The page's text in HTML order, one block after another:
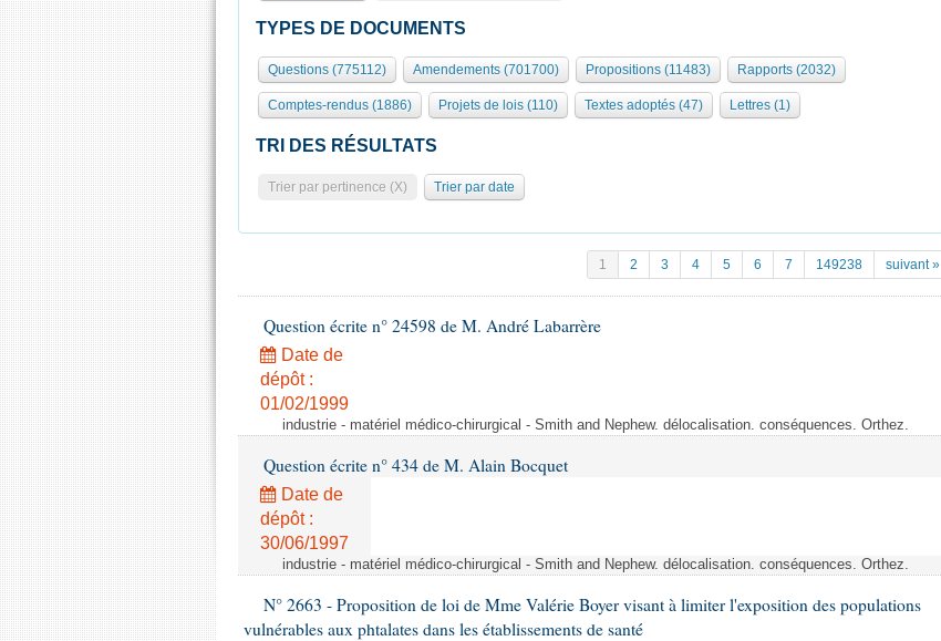
TYPES DE DOCUMENTS
Questions (775112) Amendements (701700) Propositions (11483) Rapports (2032)
Comptes-rendus (1886) Projets de lois (110) Textes adoptés (47) Lettres (1)
TRI DES RÉSULTATS
Trier par pertinence (X) Trier par date
1 2 3 4 5 6 7 149238 suivant »
Question écrite n° 24598 de M. André Labarrère
Date de
dépôt :
01/02/1999
industrie - matériel médico-chirurgical - Smith and Nephew. délocalisation. conséquences. Orthez.
Question écrite n° 434 de M. Alain Bocquet
Date de
dépôt :
30/06/1997
industrie - matériel médico-chirurgical - Smith and Nephew. délocalisation. conséquences. Orthez.
N° 2663 - Proposition de loi de Mme Valérie Boyer visant à limiter l'exposition des populations
vulnérables aux phtalates dans les établissements de santé